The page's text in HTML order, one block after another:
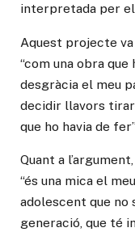
interpretada per
Aquest projecte
“com una obra
desgràcia el meu
decidir llavors
que ho havia de
Quant a
“és una mica el
adolescent que no
generació, que té